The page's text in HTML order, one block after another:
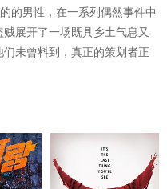
的男性，在一系列偶然事件中
展开了一场既具乡土气息又
未曾料到，真正的策划者正